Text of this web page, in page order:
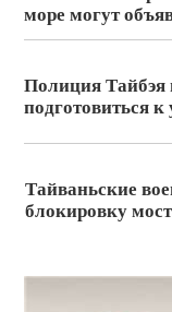
море могут
Полиция Тайбэя
подготовиться
Тайваньские
блокировку